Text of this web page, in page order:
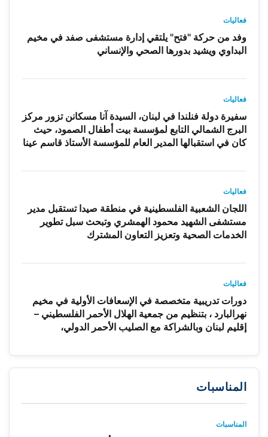
فعاليات
وفد من حركة "فتح" يلتقي إدارة مستشفى صفد في مخيم
البداوي ويشيد بدورها الصحي والإنساني
فعاليات
سفيرة دولة فنلندا في لبنان، السيدة آنا مسكانن تزور مركز
البرج الشمالي التابع لمؤسسة بيت أطفال الصمود، حيث
كان في استقبالها المدير العام للمؤسسة الأستاذ قاسم عينا
فعاليات
اللجان الشعبية الفلسطينية في منطقة صيدا تستقبل مدير
مستشفى الشهيد محمود الهمشري وتبحث سبل تطوير
الخدمات الصحية وتعزيز التعاون المشترك
فعاليات
دورات تدريبية متخصصة في الإسعافات الأولية في مخيم
نهرالبارد ، بتنظيم من جمعية الهلال الأحمر الفلسطيني –
إقليم لبنان وبالشراكة مع الصليب الأحمر الدولي،
المناسبات
المناسبات